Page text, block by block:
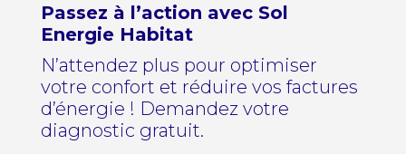
Passez à l’action avec Sol
Energie Habitat
N’attendez plus pour optimiser
votre confort et réduire vos factures
d’énergie ! Demandez votre
diagnostic gratuit.